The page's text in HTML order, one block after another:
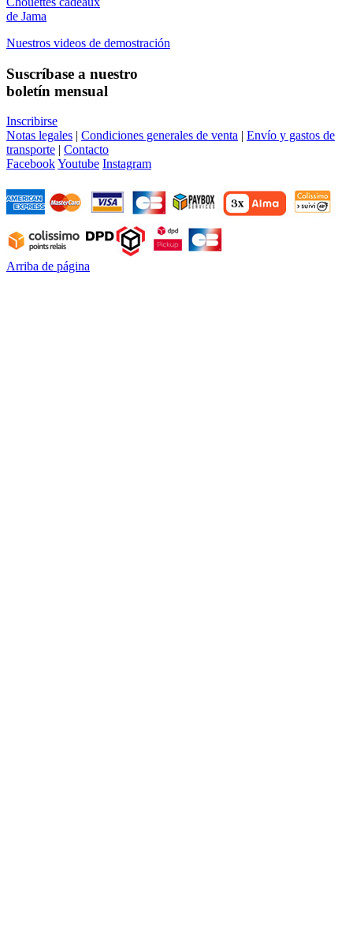
de Jama
Nuestros videos de demostración
Suscríbase a nuestro
boletín mensual
Inscribirse
Notas legales | Condiciones generales de venta | Envío y gastos de
transporte | Contacto
FacebookYoutube Instagram
Arriba de página